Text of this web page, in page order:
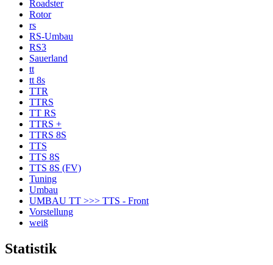
Roadster
Rotor
rs
RS-Umbau
RS3
Sauerland
tt
tt 8s
TTR
TTRS
TT RS
TTRS +
TTRS 8S
TTS
TTS 8S
TTS 8S (FV)
Tuning
Umbau
UMBAU TT >>> TTS - Front
Vorstellung
weiß
Statistik